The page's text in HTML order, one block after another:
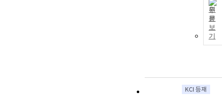
원
문
보
기